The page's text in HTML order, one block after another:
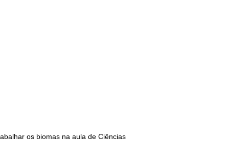
os biomas na aula de Ciências